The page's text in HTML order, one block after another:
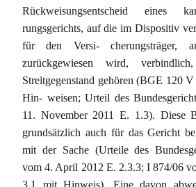
Rückweisungsentscheid eines
rungsgerichts, auf die im Dispositiv
für den Versi- cherungsträger,
zurückgewiesen wird,
Streitgegenstand gehören (BGE 120
Hin- weisen; Urteil des
11. November 2011 E. 1.3). Diese
grundsätzlich auch für das Gericht
mit der Sache (Urteile des
vom 4. April 2012 E. 2.3.3; I 874/06
3.1 mit Hinweis). Eine davon